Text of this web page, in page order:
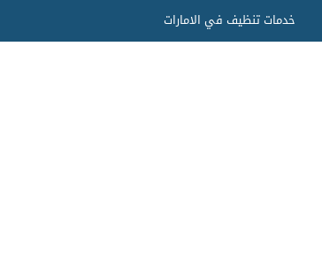
to
خدمات تنظيف في الامارات